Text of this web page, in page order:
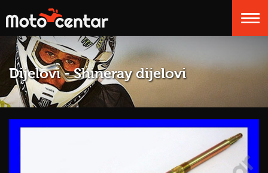
Dijelovi - Shineray dijelovi